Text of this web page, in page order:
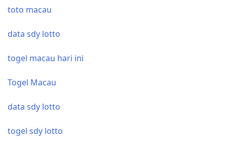
toto macau
data sdy lotto
togel macau hari ini
Togel Macau
data sdy lotto
togel sdy lotto